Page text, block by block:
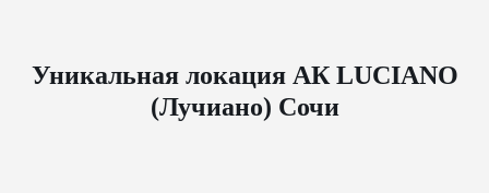
Уникальная локация АК LUCIANO
(Лучиано) Сочи